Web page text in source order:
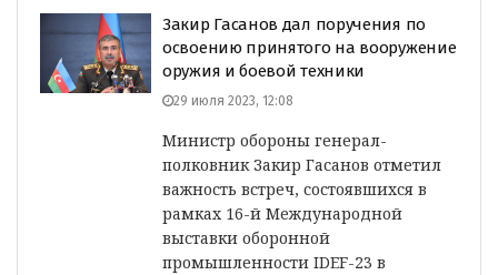
Закир Гасанов дал поручения по
освоению принятого на вооружение
оружия и боевой техники
29 июля 2023, 12:08
Министр обороны генерал-
полковник Закир Гасанов отметил
важность встреч, состоявшихся в
рамках 16-й Международной
выставки оборонной
промышленности IDEF-23 в